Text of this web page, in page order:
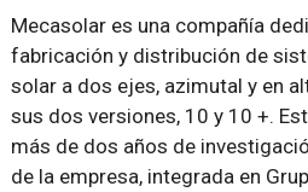
Mecasolar es una compañía
fabricación y distribución de
solar a dos ejes, azimutal y en
sus dos versiones, 10 y 10 +.
más de dos años de
de la empresa, integrada en